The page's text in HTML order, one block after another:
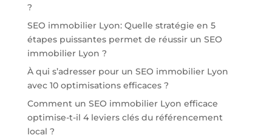
?
SEO immobilier Lyon: Quelle stratégie en 5
étapes puissantes permet de réussir un SEO
immobilier Lyon ?
À qui s’adresser pour un SEO immobilier Lyon
avec 10 optimisations efficaces ?
Comment un SEO immobilier Lyon efficace
optimise-t-il 4 leviers clés du référencement
local ?